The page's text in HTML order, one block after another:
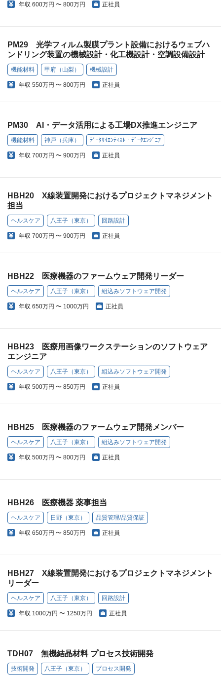
年収 600万円 〜 800万円 正社員
PM29 光学フィルム製膜プラント設備におけるウェブハ
ンドリング装置の機械設計・化工機設計・空調設備設計
機能材料 甲府（山梨） 機械設計
年収 550万円 〜 800万円 正社員
PM30 AI・データ活用による工場DX推進エンジニア
機能材料 神戸（兵庫） ﾃﾞｰﾀｻｲｴﾝﾃｨｽﾄ・ﾃﾞｰﾀｴﾝｼﾞﾆｱ
年収 700万円 〜 900万円 正社員
HBH20 X線装置開発におけるプロジェクトマネジメント
担当
ヘルスケア 八王子（東京） 回路設計
年収 700万円 〜 900万円 正社員
HBH22 医療機器のファームウェア開発リーダー
ヘルスケア 八王子（東京） 組込みソフトウェア開発
年収 650万円 〜 1000万円 正社員
HBH23 医療用画像ワークステーションのソフトウェア
エンジニア
ヘルスケア 八王子（東京） 組込みソフトウェア開発
年収 500万円 〜 850万円 正社員
HBH25 医療機器のファームウェア開発メンバー
ヘルスケア 八王子（東京） 組込みソフトウェア開発
年収 500万円 〜 800万円 正社員
HBH26 医療機器 薬事担当
ヘルスケア 日野（東京） 品質管理/品質保証
年収 650万円 〜 850万円 正社員
HBH27 X線装置開発におけるプロジェクトマネジメント
リーダー
ヘルスケア 八王子（東京） 回路設計
年収 1000万円 〜 1250万円 正社員
TDH07 無機結晶材料 プロセス技術開発
技術開発 八王子（東京） プロセス開発